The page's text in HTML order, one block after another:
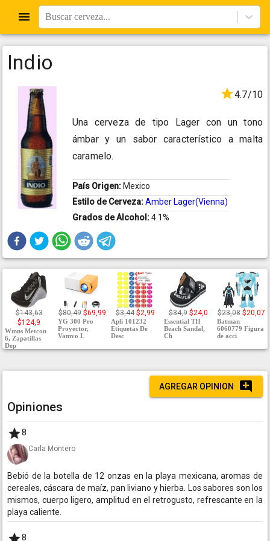
Buscar cerveza...
Indio
4.7/10
Una cerveza de tipo Lager con un tono
ámbar y un sabor característico a malta
caramelo.
País Origen: Mexico
Estilo de Cerveza:Amber Lager(Vienna)
Grados de Alcohol:4.1%
$143,63
$124,9
Wmns Metcon
6, Zapatillas
Dep
$80,49 $69,99
YG 300 Pro
Proyector,
Vamvo L
$3,44 $2,99
Apli 101232
Etiquetas De
Desc
$34,9 $24,0
Essential TH
Beach Sandal,
Ch
$23,08 $20,07
Batman
6060779 Figura
de acci
AGREGAR OPINION
Opiniones
8
Carla Montero
Bebió de la botella de 12 onzas en la playa mexicana, aromas de
cereales, cáscara de maíz, pan liviano y hierba. Los sabores son los
mismos, cuerpo ligero, amplitud en el retrogusto, refrescante en la
playa caliente.
8